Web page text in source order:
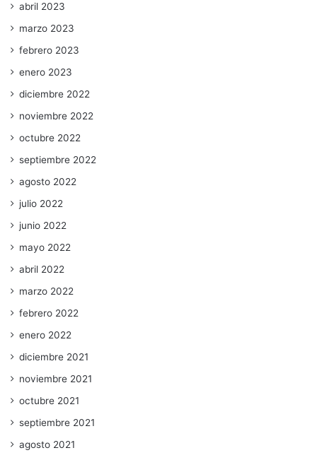
abril 2023
marzo 2023
febrero 2023
enero 2023
diciembre 2022
noviembre 2022
octubre 2022
septiembre 2022
agosto 2022
julio 2022
junio 2022
mayo 2022
abril 2022
marzo 2022
febrero 2022
enero 2022
diciembre 2021
noviembre 2021
octubre 2021
septiembre 2021
agosto 2021